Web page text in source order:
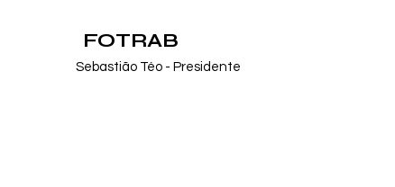
FOTRAB
Sebastião Téo - Presidente